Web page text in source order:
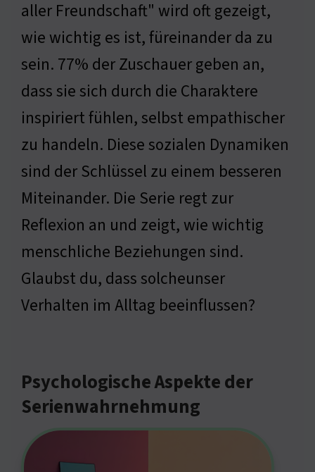
aller Freundschaft" wird oft gezeigt,
wie wichtig es ist, füreinander da zu
sein. 77% der Zuschauer geben an,
dass sie sich durch die Charaktere
inspiriert fühlen, selbst empathischer
zu handeln. Diese sozialen Dynamiken
sind der Schlüssel zu einem besseren
Miteinander. Die Serie regt zur
Reflexion an und zeigt, wie wichtig
menschliche Beziehungen sind.
Glaubst du, dass solcheunser
Verhalten im Alltag beeinflussen?
Psychologische Aspekte der
Serienwahrnehmung